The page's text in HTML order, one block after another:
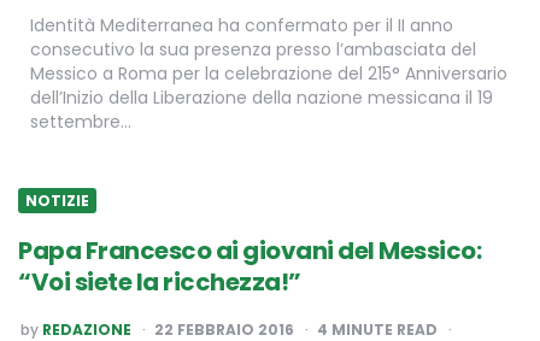
Identità Mediterranea ha confermato per il II anno
consecutivo la sua presenza presso l’ambasciata del
Messico a Roma per la celebrazione del 215° Anniversario
dell’Inizio della Liberazione della nazione messicana il 19
settembre…
NOTIZIE
Papa Francesco ai giovani del Messico:
“Voi siete la ricchezza!”
POSTED
by REDAZIONE 22 FEBBRAIO 2016 4 MINUTE READ